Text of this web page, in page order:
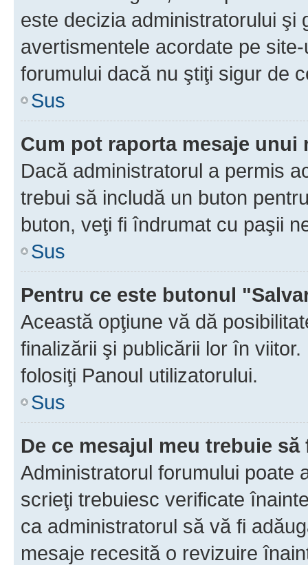
este decizia administratorului şi
avertismentele acordate pe
forumului dacă nu ştiţi sigur de
Sus
Cum pot raporta mesaje unui
Dacă administratorul a permis
trebui să includă un buton
buton, veţi fi îndrumat cu paşii
Sus
Pentru ce este butonul
Această opţiune vă dă
finalizării şi publicării lor în
folosiţi Panoul utilizatorului.
Sus
De ce mesajul meu trebuie
Administratorul forumului poate
scrieţi trebuiesc verificate
ca administratorul să vă fi
mesaje recesită o revizuire